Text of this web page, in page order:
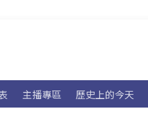
主播專區 歷史上的今天